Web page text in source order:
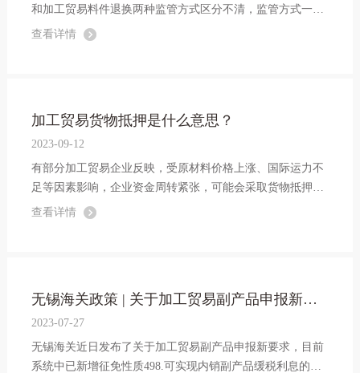
和加工贸易料件退换两种监管方式区分不清，监管方式一旦
申报错误，轻者需删单重报、影响通关效率，重者涉嫌违规
查看详情
加工贸易货物抵押是什么意思？
2023-09-12
有部分加工贸易企业反映，受原材料价格上涨、国际运力不
足等因素影响，企业资金周转紧张，可能会采取货物抵押的
方式筹措资金。由于不熟悉海关加工贸易货物监管政策法
查看详情
无锡海关政策 | 关于加工贸易副产品申报新要求
2023-07-27
无锡海关近日发布了关于加工贸易副产品申报新要求，目前
系统中已新增征免性质498.可实现内销副产品缓税利息的自